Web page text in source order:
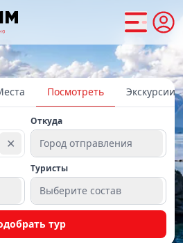
Посмотреть Экскурсии
✕
Откуда
Город отправления
Туристы
Выберите состав
тур